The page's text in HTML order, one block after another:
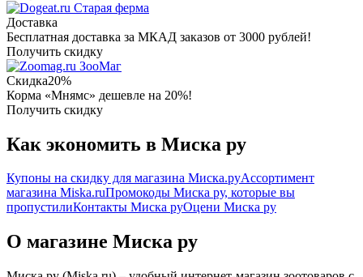
Старая ферма
Доставка
Бесплатная доставка за МКАД заказов от 3000 рублей!
Получить скидку
ЗооМаг
Скидка20%
Корма «Мнямс» дешевле на 20%!
Получить скидку
Как экономить в Миска ру
Купоны на скидку для магазина Миска.руАссортимент
магазина Miska.ruПромокоды Миска ру, которые вы
пропустилиКонтакты Миска руОцени Миска ру
О магазине Миска ру